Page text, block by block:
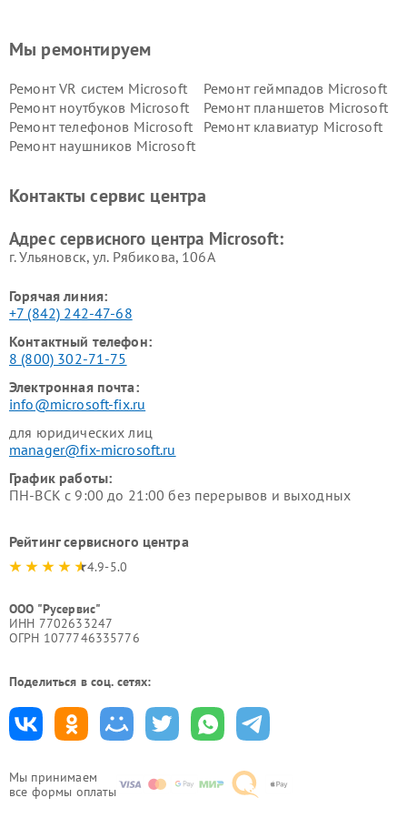
Мы принимаем
все формы оплаты
Мы ремонтируем
Ремонт VR систем Microsoft
Ремонт геймпадов Microsoft
Ремонт ноутбуков Microsoft
Ремонт планшетов Microsoft
Ремонт телефонов Microsoft
Ремонт клавиатур Microsoft
Ремонт наушников Microsoft
Контакты сервис центра
Адрес сервисного центра Microsoft:
г. Ульяновск, ул. Рябикова, 106А
Горячая линия:
+7 (842) 242-47-68
Контактный телефон:
8 (800) 302-71-75
Электронная почта:
info@microsoft-fix.ru
для юридических лиц
manager@fix-microsoft.ru
График работы:
ПН-ВСК с 9:00 до 21:00 без перерывов и выходных
Рейтинг сервисного центра
4.9-5.0
ООО "Русервис"
ИНН 7702633247
ОГРН 1077746335776
Поделиться в соц. сетях: